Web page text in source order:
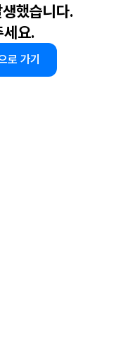
했습니다.
세요.
로 가기